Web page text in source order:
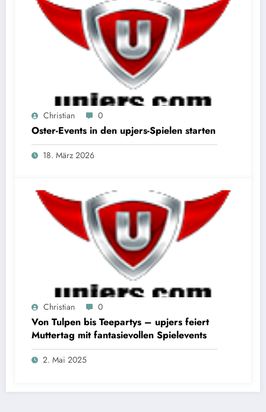
Christian 0
Oster-Events in den upjers-Spielen starten
18. März 2026
Christian 0
Von Tulpen bis Teepartys – upjers feiert
Muttertag mit fantasievollen Spielevents
2. Mai 2025